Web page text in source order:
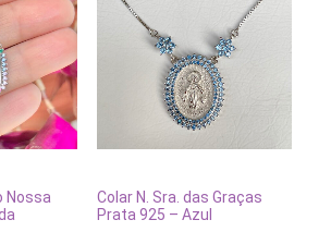
CARRINHO
Nossa
ESGOTADO
Colar N. Sra. das Graças
Prata 925 – Azul